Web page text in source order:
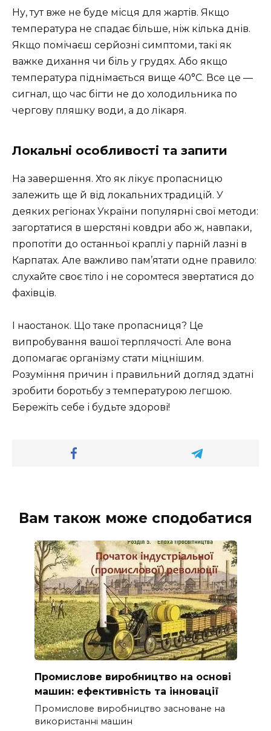
Ну, тут вже не буде місця для жартів. Якщо
температура не спадає більше, ніж кілька днів.
Якщо помічаєш серйозні симптоми, такі як
важке дихання чи біль у грудях. Або якщо
температура піднімається вище 40°C. Все це —
сигнал, що час бігти не до холодильника по
чергову пляшку води, а до лікаря.
Локальні особливості та запити
На завершення. Хто як лікує пропасницю
залежить ще й від локальних традицій. У
деяких регіонах України популярні свої методи:
загортатися в шерстяні ковдри або ж, навпаки,
пропотіти до останньої краплі у парній лазні в
Карпатах. Але важливо пам’ятати одне правило:
слухайте своє тіло і не соромтеся звертатися до
фахівців.
І наостанок. Що таке пропасниця? Це
випробування вашої терплячості. Але вона
допомагає організму стати міцнішим.
Розуміння причин і правильний догляд здатні
зробити боротьбу з температурою легшою.
Бережіть себе і будьте здорові!
Вам також може сподобатися
Промислове виробництво на основі
машин: ефективність та інновації
Промислове виробництво засноване на
використанні машин